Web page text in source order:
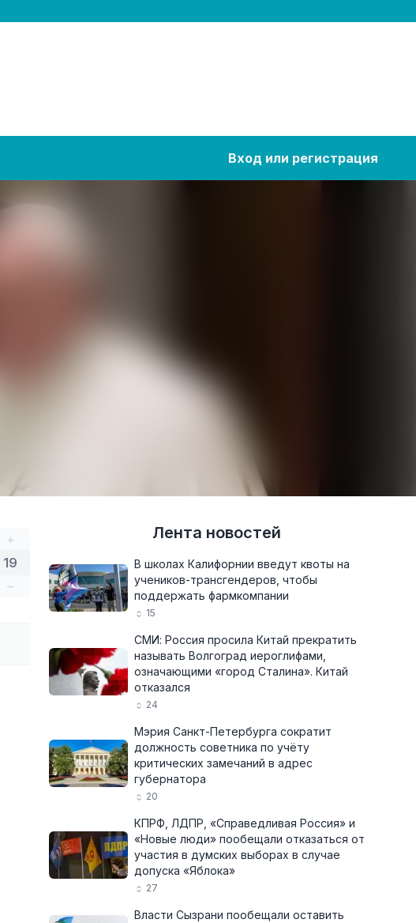
Вход или регистрация
+
19
–
Лента новостей
В школах Калифорнии введут квоты на
учеников-трансгендеров, чтобы
поддержать фармкомпании
15
СМИ: Россия просила Китай прекратить
называть Волгоград иероглифами,
означающими «город Сталина». Китай
отказался
24
Мэрия Санкт-Петербурга сократит
должность советника по учёту
критических замечаний в адрес
губернатора
20
КПРФ, ЛДПР, «Справедливая Россия» и
«Новые люди» пообещали отказаться от
участия в думских выборах в случае
допуска «Яблока»
27
Власти Сызрани пообещали оставить